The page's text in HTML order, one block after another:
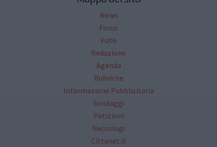
News
Focus
Foto
Redazione
Agenda
Rubriche
Informazione Pubblicitaria
Sondaggi
Petizioni
Necrologi
Cittanet.it